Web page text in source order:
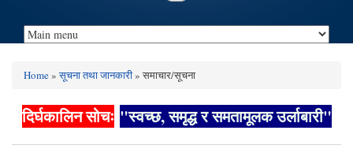
You are here
Home»सूचना तथा जानकारी» समाचार/सूचना
दिर्घकालिन सोचः "स्वच्छ, समृद्ध र समतामूलक उर्लाबारी"